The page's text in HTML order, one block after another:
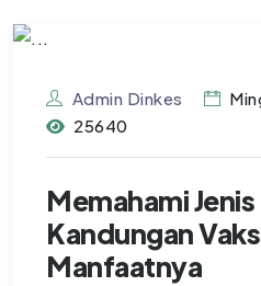
Admin Dinkes
25640
Memahami
Kandungan
Manfaatnya